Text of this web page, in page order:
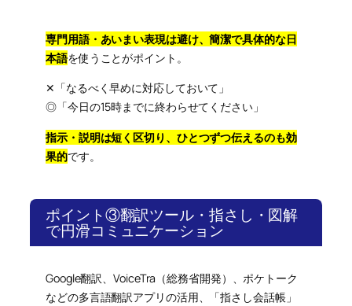
専門用語・あいまい表現は避け、簡潔で具体的な日
本語を使うことがポイント。
✕「なるべく早めに対応しておいて」
◎「今日の15時までに終わらせてください」
指示・説明は短く区切り、ひとつずつ伝えるのも効
果的です。
ポイント③翻訳ツール・指さし・図解
で円滑コミュニケーション
Google翻訳、VoiceTra（総務省開発）、ポケトーク
などの多言語翻訳アプリの活用、「指さし会話帳」